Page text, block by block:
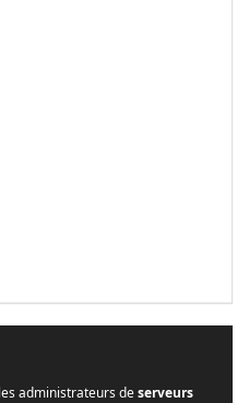
administrateurs deserveurs